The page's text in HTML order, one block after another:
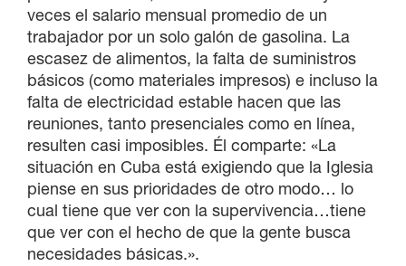
veces el salario mensual promedio de un
trabajador por un solo galón de gasolina. La
escasez de alimentos, la falta de suministros
básicos (como materiales impresos) e incluso la
falta de electricidad estable hacen que las
reuniones, tanto presenciales como en línea,
resulten casi imposibles. Él comparte: «La
situación en Cuba está exigiendo que la Iglesia
piense en sus prioridades de otro modo… lo
cual tiene que ver con la supervivencia…tiene
que ver con el hecho de que la gente busca
necesidades básicas.».